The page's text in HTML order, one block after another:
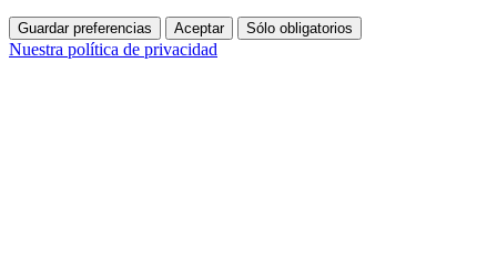
Guardar preferencias Aceptar Sólo obligatorios
Nuestra política de privacidad